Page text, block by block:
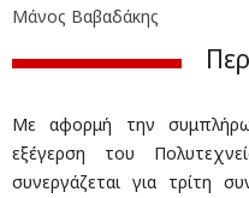
Μάνος Βαβαδάκης
Με αφορμή την
εξέγερση του
συνεργάζεται για τρίτη